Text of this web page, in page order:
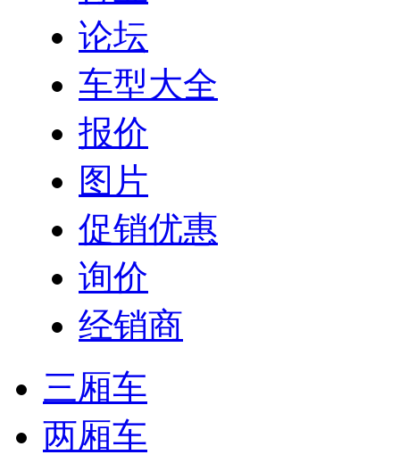
论坛
车型大全
报价
图片
促销优惠
询价
经销商
三厢车
两厢车